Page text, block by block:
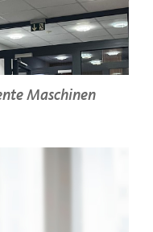
Maschinen